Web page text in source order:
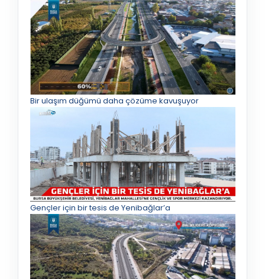
Bir ulaşım düğümü daha çözüme kavuşuyor
Gençler için bir tesis de Yenibağlar’a